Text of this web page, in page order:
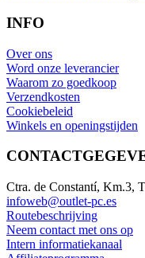
INFO
Over ons
Word onze leverancier
Waarom zo goedkoop
Verzendkosten
Cookiebeleid
Winkels en openingstijden
Ctra. de Constantí, Km.3,
infoweb@outlet-pc.es
Routebeschrijving
Neem contact met ons op
Intern informatiekanaal